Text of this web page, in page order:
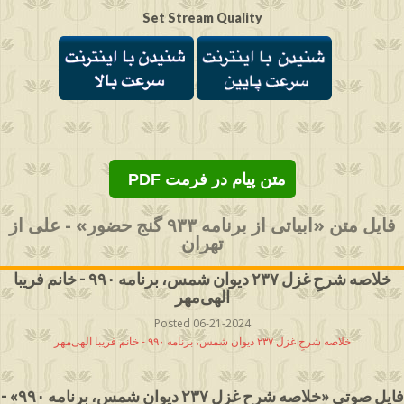
Set Stream Quality
PDF متن پیام در فرمت
فایل متن «ابیاتی از برنامه ۹۳۳ گنج حضور» - علی از
تهران
خلاصه شرحِ غزل ۲۳۷ دیوان شمس، برنامه ۹۹٠ - خانم فریبا
الهی‌مهر
Posted 06-21-2024
خلاصه شرحِ غزل ۲۳۷ دیوان شمس، برنامه ۹۹٠ - خانم فریبا الهی‌مهر
فایل صوتی «خلاصه شرحِ غزل ۲۳۷ دیوان شمس، برنامه ۹۹٠» -